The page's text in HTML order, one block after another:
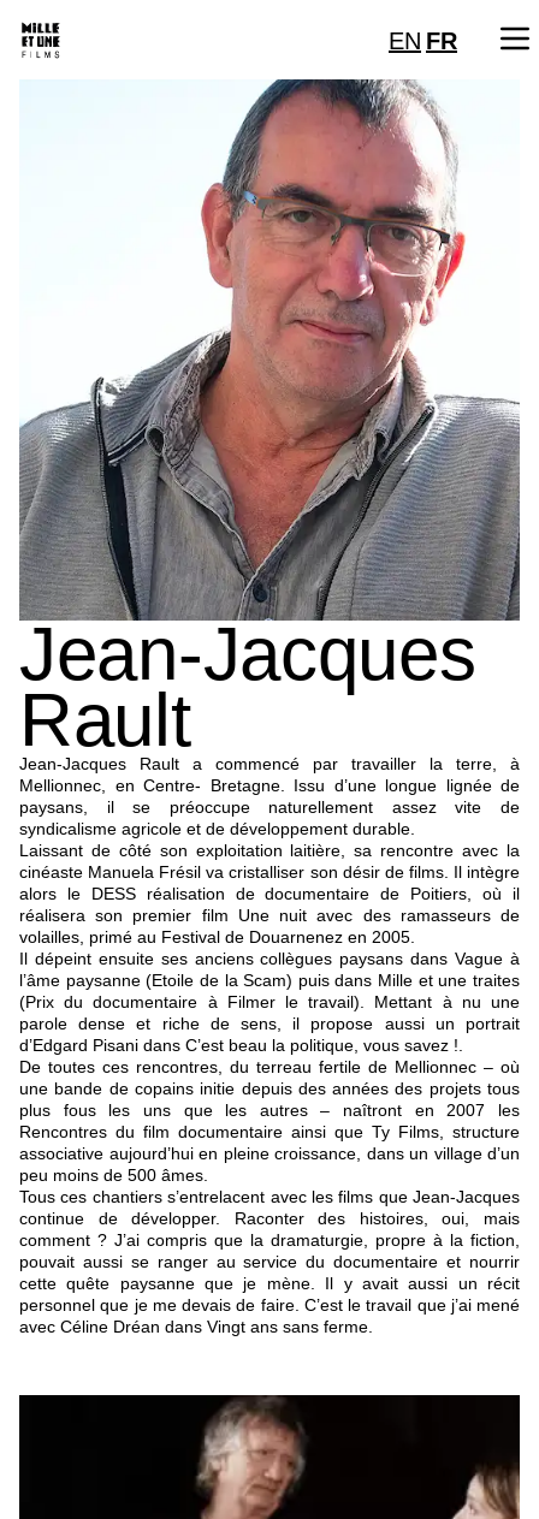
EN FR
Jean-Jacques
Rault
Jean-Jacques Rault a commencé par travailler la terre, à
Mellionnec, en Centre- Bretagne. Issu d’une longue lignée de
paysans, il se préoccupe naturellement assez vite de
syndicalisme agricole et de développement durable.
Laissant de côté son exploitation laitière, sa rencontre avec la
cinéaste Manuela Frésil va cristalliser son désir de films. Il intègre
alors le DESS réalisation de documentaire de Poitiers, où il
réalisera son premier film Une nuit avec des ramasseurs de
volailles, primé au Festival de Douarnenez en 2005.
Il dépeint ensuite ses anciens collègues paysans dans Vague à
l’âme paysanne (Etoile de la Scam) puis dans Mille et une traites
(Prix du documentaire à Filmer le travail). Mettant à nu une
parole dense et riche de sens, il propose aussi un portrait
d’Edgard Pisani dans C’est beau la politique, vous savez !.
De toutes ces rencontres, du terreau fertile de Mellionnec – où
une bande de copains initie depuis des années des projets tous
plus fous les uns que les autres – naîtront en 2007 les
Rencontres du film documentaire ainsi que Ty Films, structure
associative aujourd’hui en pleine croissance, dans un village d’un
peu moins de 500 âmes.
Tous ces chantiers s’entrelacent avec les films que Jean-Jacques
continue de développer. Raconter des histoires, oui, mais
comment ? J’ai compris que la dramaturgie, propre à la fiction,
pouvait aussi se ranger au service du documentaire et nourrir
cette quête paysanne que je mène. Il y avait aussi un récit
personnel que je me devais de faire. C’est le travail que j’ai mené
avec Céline Dréan dans Vingt ans sans ferme.